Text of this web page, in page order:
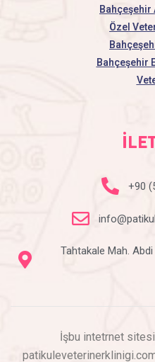
Bahçeşehir
Özel
Bahçeşehir
+90
Tahtakale Mah.
İşbu intetrnet